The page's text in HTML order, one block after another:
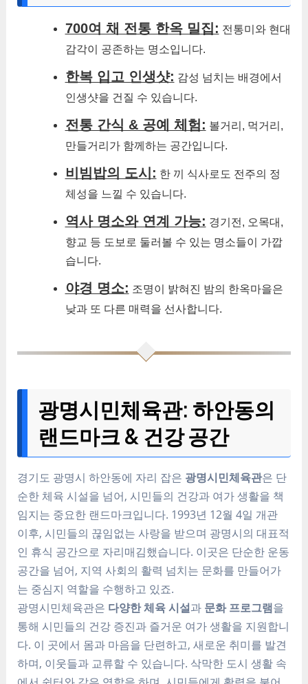
700여 채 전통 한옥 밀집: 전통미와 현대
감각이 공존하는 명소입니다.
한복 입고 인생샷: 감성 넘치는 배경에서
인생샷을 건질 수 있습니다.
전통 간식 & 공예 체험: 볼거리, 먹거리,
만들거리가 함께하는 공간입니다.
비빔밥의 도시: 한 끼 식사로도 전주의 정
체성을 느낄 수 있습니다.
역사 명소와 연계 가능: 경기전, 오목대,
향교 등 도보로 둘러볼 수 있는 명소들이 가깝
습니다.
야경 명소: 조명이 밝혀진 밤의 한옥마을은
낮과 또 다른 매력을 선사합니다.
광명시민체육관: 하안동의
랜드마크 & 건강 공간
경기도 광명시 하안동에 자리 잡은 광명시민체육관은 단
순한 체육 시설을 넘어, 시민들의 건강과 여가 생활을 책
임지는 중요한 랜드마크입니다. 1993년 12월 4일 개관
이후, 시민들의 끊임없는 사랑을 받으며 광명시의 대표적
인 휴식 공간으로 자리매김했습니다. 이곳은 단순한 운동
공간을 넘어, 지역 사회의 활력 넘치는 문화를 만들어가
는 중심지 역할을 수행하고 있죠.
광명시민체육관은 다양한 체육 시설과 문화 프로그램을
통해 시민들의 건강 증진과 즐거운 여가 생활을 지원합니
다. 이 곳에서 몸과 마음을 단련하고, 새로운 취미를 발견
하며, 이웃들과 교류할 수 있습니다. 삭막한 도시 생활 속